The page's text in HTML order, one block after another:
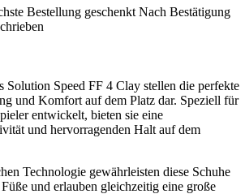
Bestellung geschenkt Nach Bestätigung
Solution Speed FF 4 Clay stellen die perfekte
und Komfort auf dem Platz dar. Speziell für
entwickelt, bieten sie eine
und hervorragenden Halt auf dem
Technologie gewährleisten diese Schuhe
und erlauben gleichzeitig eine große